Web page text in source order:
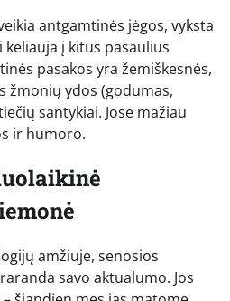
antgamtinės jėgos, vyksta
į kitus pasaulius
pasakos yra žemiškesnės,
žmonių ydos (godumas,
santykiai. Jose mažiau
ir humoro.
amžiuje, senosios
savo aktualumo. Jos